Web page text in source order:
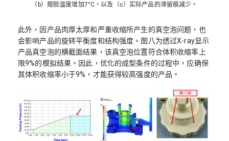
（b）熔胶温度增加7°C，以及（c）实际产品的滞留痕减少。
此外，因产品肉厚太厚和严重收缩所产生的真空泡问题，也
会影响产品的旋转平衡度和结构强度。图八为透过X-ray显示
产品真空泡的横截面结果，该真空泡位置符合体积收缩率上
限9%的模拟结果。因此，优化的成型条件的过程中，应确保
其体积收缩率小于9%，才能获得较高强度的产品。